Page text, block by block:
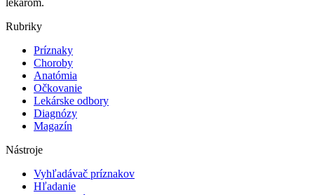
lekárom.
Rubriky
Príznaky
Choroby
Anatómia
Očkovanie
Lekárske odbory
Diagnózy
Magazín
Nástroje
Vyhľadávač príznakov
Hľadanie